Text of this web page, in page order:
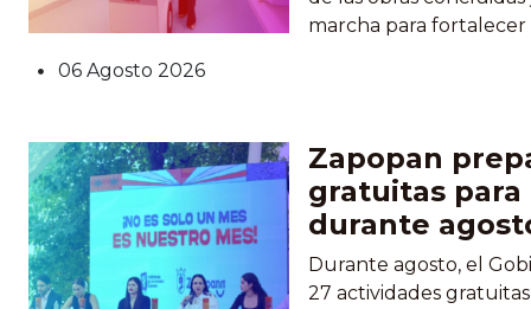
marcha para
unidades Cruz Verde
06 Agosto 2026
Zapopan
gratuitas
durante
Durante agosto, el
27 actividades